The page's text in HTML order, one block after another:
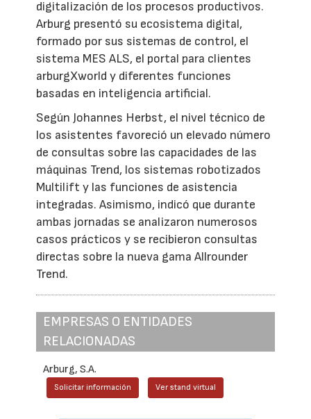
digitalización de los procesos productivos.
Arburg presentó su ecosistema digital,
formado por sus sistemas de control, el
sistema MES ALS, el portal para clientes
arburgXworld y diferentes funciones
basadas en inteligencia artificial.
Según Johannes Herbst, el nivel técnico de
los asistentes favoreció un elevado número
de consultas sobre las capacidades de las
máquinas Trend, los sistemas robotizados
Multilift y las funciones de asistencia
integradas. Asimismo, indicó que durante
ambas jornadas se analizaron numerosos
casos prácticos y se recibieron consultas
directas sobre la nueva gama Allrounder
Trend.
EMPRESAS O ENTIDADES
RELACIONADAS
Arburg, S.A.
Solicitar información Ver stand virtual